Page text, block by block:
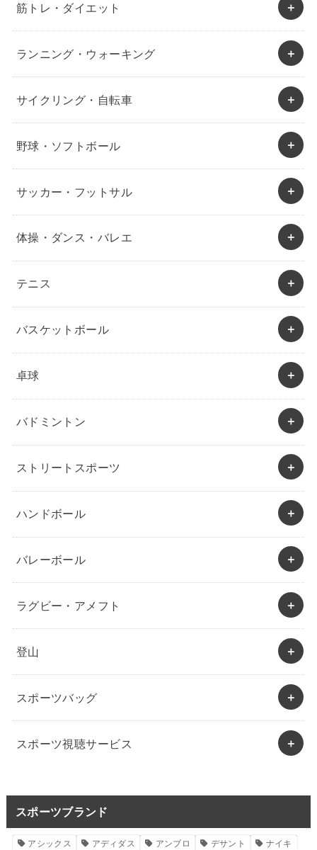
筋トレ・ダイエット
ランニング・ウォーキング
サイクリング・自転車
野球・ソフトボール
サッカー・フットサル
体操・ダンス・バレエ
テニス
バスケットボール
卓球
バドミントン
ストリートスポーツ
ハンドボール
バレーボール
ラグビー・アメフト
登山
スポーツバッグ
スポーツ視聴サービス
スポーツブランド
アシックス アディダス アンブロ デサント
ナイキ